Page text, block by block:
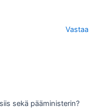
Vastaa
sekä pääministerin?